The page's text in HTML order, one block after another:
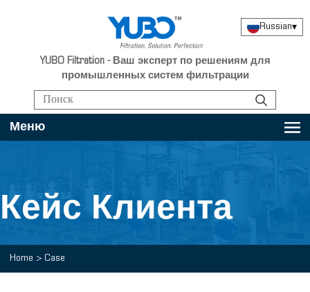
YUBO Filtration - Ваш эксперт по решениям для
промышленных систем фильтрации
Russian▾
Меню
Кейс Клиента
Home > Case